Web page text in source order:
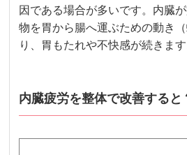
因である場合が多いです。内臓
物を胃から腸へ運ぶための動き
り、胃もたれや不快感が続きます
内臓疲労を整体で改善すると